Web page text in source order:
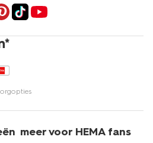
meer voor HEMA fans